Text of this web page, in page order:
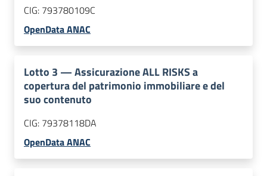
CIG: 793780109C
OpenData ANAC
Lotto 3 —Assicurazione ALL RISKS a
copertura del patrimonio immobiliare e del
suo contenuto
CIG: 79378118DA
OpenData ANAC